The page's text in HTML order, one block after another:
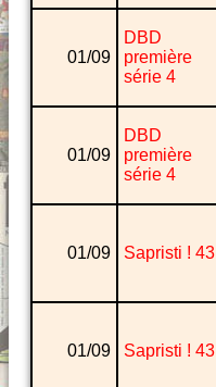
01/09
DBD
première
série 4
01/09
DBD
première
série 4
01/09 Sapristi ! 43
01/09 Sapristi ! 43